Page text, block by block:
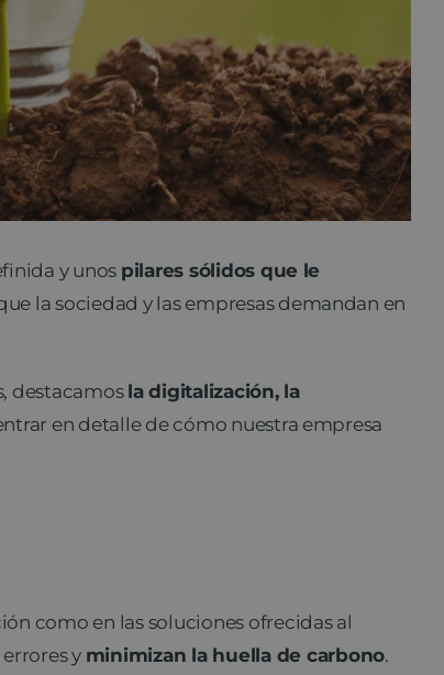
y unos pilares sólidos que le
la sociedad y las empresas demandan en
destacamos la digitalización, la
en detalle de cómo nuestra empresa
como en las soluciones ofrecidas al
y minimizan la huella de carbono.